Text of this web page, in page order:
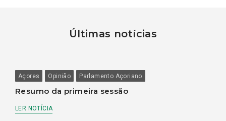
Últimas notícias
Açores Opinião Parlamento Açoriano
Resumo da primeira sessão
LER NOTÍCIA